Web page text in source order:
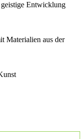
Entwicklung
Materialien aus der